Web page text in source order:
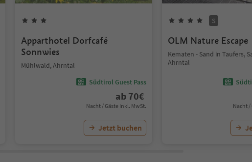
Apparthotel Dorfcafé
Sonnwies
Mühlwald, Ahrntal
Südtirol Guest Pass
ab 70€
Nacht / Gäste Inkl. MwSt.
Jetzt buchen
S
OLM Nature Escape
Kematen - Sand in Taufers,
Ahrntal
Nacht /